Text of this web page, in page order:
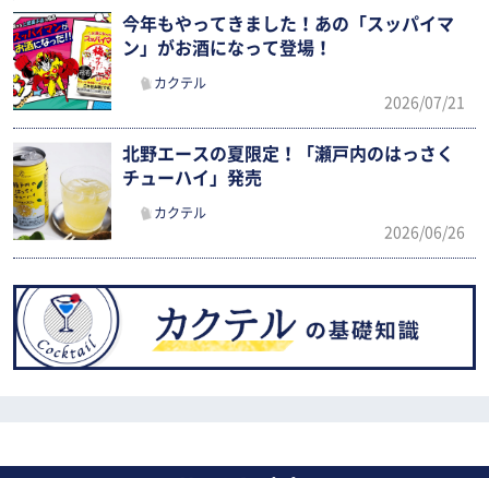
今年もやってきました！あの「スッパイマ
ン」がお酒になって登場！
カクテル
2026/07/21
北野エースの夏限定！「瀬戸内のはっさく
チューハイ」発売
カクテル
2026/06/26